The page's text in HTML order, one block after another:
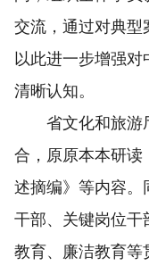
交流，通过对典型
以此进一步增强对
清晰认知。
省文化和旅游
合，原原本本研读
述摘编》等内容。
干部、关键岗位干
教育、廉洁教育等